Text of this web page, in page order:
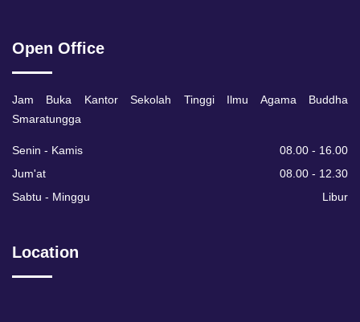
Open Office
Jam Buka Kantor Sekolah Tinggi Ilmu Agama Buddha
Smaratungga
Senin - Kamis
08.00 - 16.00
Jum'at
08.00 - 12.30
Sabtu - Minggu
Libur
Location